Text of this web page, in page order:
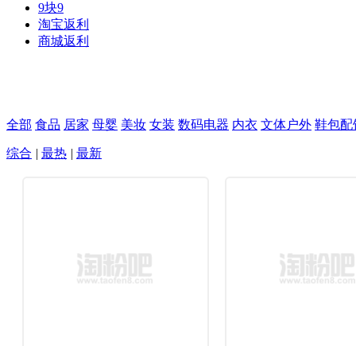
9块9
淘宝返利
商城返利
全部 食品 居家 母婴 美妆 女装 数码电器 内衣 文体户外 鞋包配
综合 | 最热 | 最新